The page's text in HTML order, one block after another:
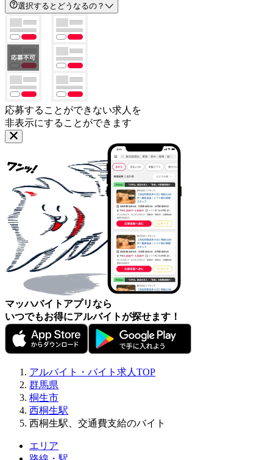
選択するとどうなるの？
応募することができない求人を
非表示にすることができます
マッハバイトアプリなら
いつでもお得にアルバイトが探せます！
アルバイト・バイト求人TOP
群馬県
桐生市
西桐生駅
西桐生駅、交通費支給のバイト
エリア